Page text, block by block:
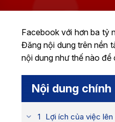
Facebook với hơn ba tỷ
Đăng nội dung trên nền
nội dung như thế nào để
Nội dung chính
Lợi ích của việc